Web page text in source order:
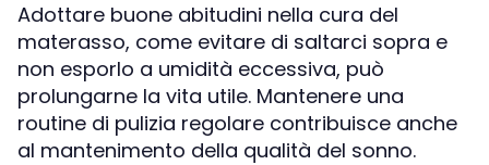
Adottare buone abitudini nella cura del
materasso, come evitare di saltarci sopra e
non esporlo a umidità eccessiva, può
prolungarne la vita utile. Mantenere una
routine di pulizia regolare contribuisce anche
al mantenimento della qualità del sonno.